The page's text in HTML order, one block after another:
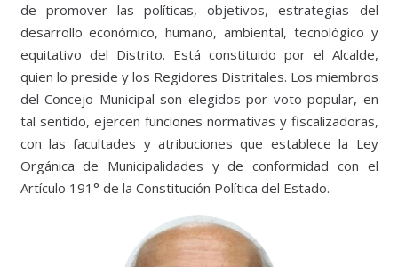
de promover las políticas, objetivos, estrategias del
desarrollo económico, humano, ambiental, tecnológico y
equitativo del Distrito. Está constituido por el Alcalde,
quien lo preside y los Regidores Distritales. Los miembros
del Concejo Municipal son elegidos por voto popular, en
tal sentido, ejercen funciones normativas y fiscalizadoras,
con las facultades y atribuciones que establece la Ley
Orgánica de Municipalidades y de conformidad con el
Artículo 191° de la Constitución Política del Estado.